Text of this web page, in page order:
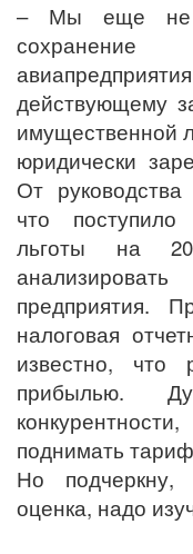
– Мы еще не
действующему
имущественной
юридически
От руководства
что
льготы на
предприятия.
налоговая
известно,
прибылью.
поднимать
Но подчеркну,
оценка, надо